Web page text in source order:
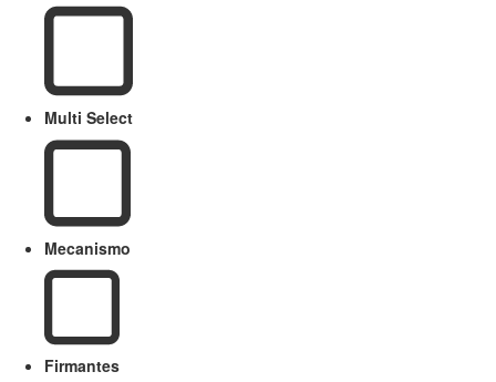
Multi Select
Mecanismo
Firmantes